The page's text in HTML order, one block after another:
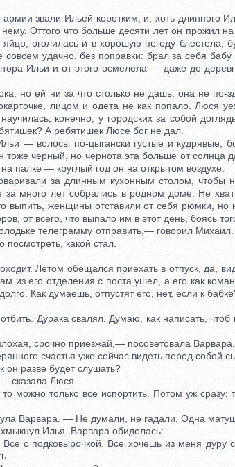
звали Ильей-коротким, и, хоть длинного
Оттого что больше десяти лет он прожил
яйцо, оголилась и в хорошую погоду блестела,
удачно, без поправки: брал за себя
Ильи и от этого осмелела — даже до
но ей ни за что столько не дашь: она не по-
лицом и одета не как попало. Люся
конечно, у городских за собой
А ребятишек Люсе бог не дал.
— волосы по-цыгански густые и кудрявые,
тоже черный, но чернота эта больше от солнца
палке — круглый год он на открытом воздухе.
за длинным кухонным столом, чтобы
за много лет собрались в родном доме. Не
выпить, женщины отставили от себя рюмки, но
от всего, что выпало им в этот день, боясь
телеграмму отправить,— говорил
посмотреть, какой стал.
Летом обещался приехать в отпуск, да,
из его отделения с поста ушел, а его как
Как думаешь, отпустят его, нет, если к
Дурака свалял. Думаю, как написать, чтоб
срочно приезжай,— посоветовала Варвара.
счастья уже сейчас видеть перед собой
разве будет слушать?
сказала Люся.
только все испортить. Потом уж сразу:
Варвара. — Не думали, не гадали. Одна
Илья. Варвара обиделась:
с подковырочкой. Все хочешь из меня дуру